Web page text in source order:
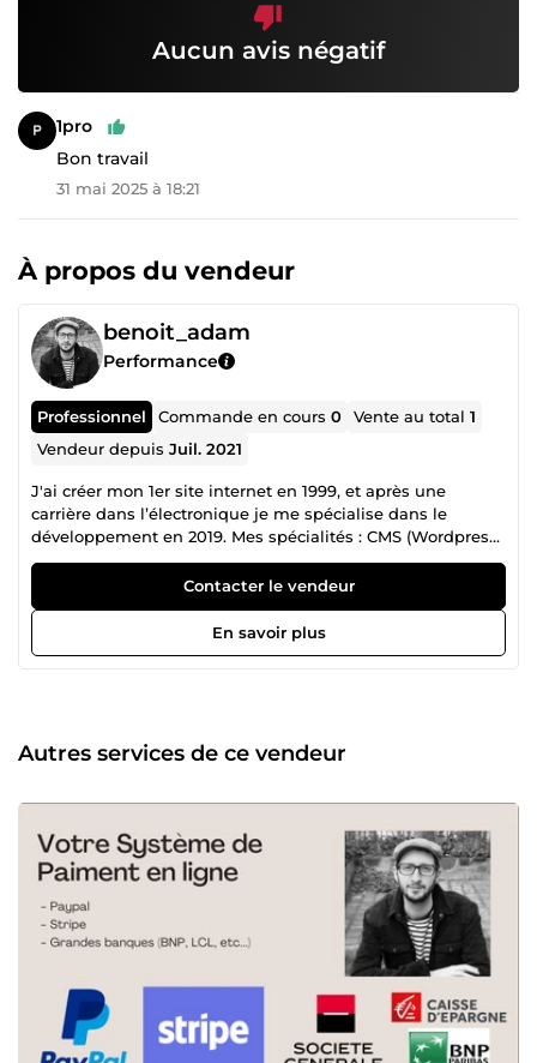
Aucun avis négatif
1pro
Bon travail
31 mai 2025 à 18:21
À propos du vendeur
benoit_adam
Performance
Professionnel Commande en cours0 Vente au total1
Vendeur depuisJuil. 2021
J'ai créer mon 1er site internet en 1999, et après une
carrière dans l’électronique je me spécialise dans le
développement en 2019. Mes spécialités : CMS (Wordpress,
Prestashop) et PHP/SQL. Développeur Front et Back. Je
serais ravi de vous aider à vous mener à bien dans vos
projets.
Contacter le vendeur
En savoir plus
Autres services de ce vendeur